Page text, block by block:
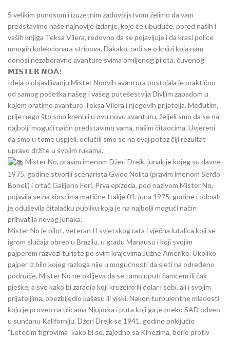
S velikim ponosom i izuzetnim zadovoljstvom želimo da vam
predstavimo naše najnovije izdanje, koje će ubuduće, pored naših i
vaših knjiga Teksa Vilera, redovno da se pojavljuje i da krasi police
mnogih kolekcionara stripova. Dakako, radi se o knjizi koja nam
donosi nezaboravne avanture svima omiljenog pilota, čuvenog
𝗠𝗜𝗦𝗧𝗘𝗥 𝗡𝗢𝗔!
Ideja o objavljivanju Mister Noovih avantura postojala je praktično
od samog početka našeg i vašeg putešestvija Divljim zapadom u
kojem pratimo avanture Teksa Vilera i njegovih prijatelja. Međutim,
prije nego što smo krenuli u ovu novu avanturu, željeli smo da se na
najbolji mogući način predstavimo vama, našim čitaocima. Uvjereni
da smo u tome uspjeli, odlučili smo se na ovaj potez čiji rezultat
upravo držite u svojim rukama.
Mister No, pravim imenom Džeri Drejk, junak je kojeg su davne
1975. godine stvorili scenarista Gvido Nolita (pravim imenom Serđo
Boneli) i crtač Galijeno Feri. Prva epizoda, pod nazivom Mister No,
pojavila se na kioscima matične Italije 01. juna 1975. godine i odmah
je oduševila čitalačku publiku koja je na najbolji mogući način
prihvatila novog junaka.
Mister No je pilot, veteran II svjetskog rata i vječna lutalica koji se
igrom slučaja obreo u Brazilu, u gradu Manausu i koji svojim
pajperom razvozi turiste po svim krajevima Južne Amerike. Ukoliko
pajper iz bilo kojeg razloga nije u mogućnosti da sleti na određeno
područje, Mister No ne oklijeva da se tamo uputi čamcem ili čak
pješke, a sve kako bi zaradio koji kruzeiro ili dolar i sebi, ali i svojim
prijateljima, obezbijedio kašasu ili viski. Nakon turbulentne mladosti
koju je proveo na ulicama Njujorka i puta koji ga je preko SAD odveo
u sunčanu Kaliforniju, Džeri Drejk se 1941. godine priključio
“Letećim tigrovima” kako bi se, zajedno sa Kinezima, borio protiv